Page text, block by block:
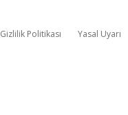
Gizlilik Politikası Yasal Uyarı